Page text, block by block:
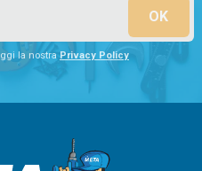
la nostraPrivacy Policy